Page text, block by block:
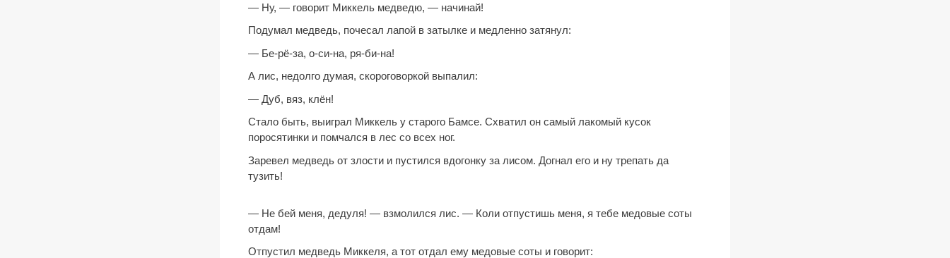
— Ну, — говорит Миккель медведю, — начинай!
Подумал медведь, почесал лапой в затылке и медленно затянул:
— Бе-рё-за, о-си-на, ря-би-на!
А лис, недолго думая, скороговоркой выпалил:
— Дуб, вяз, клён!
Стало быть, выиграл Миккель у старого Бамсе. Схватил он самый лакомый кусок
поросятинки и помчался в лес со всех ног.
Заревел медведь от злости и пустился вдогонку за лисом. Догнал его и ну трепать да
тузить!
— Не бей меня, дедуля! — взмолился лис. — Коли отпустишь меня, я тебе медовые соты
отдам!
Отпустил медведь Миккеля, а тот отдал ему медовые соты и говорит: